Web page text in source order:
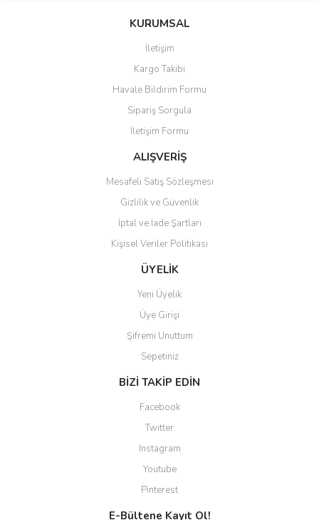
Bu ürüne ilk yorumu siz yapın!
Ürün resmi kalitesiz, bozuk veya görüntülenemiyor.
Ürün açıklamasında eksik bilgiler bulunuyor.
Ürün bilgilerinde hatalar bulunuyor.
Ürün fiyatı diğer sitelerden daha pahalı.
Bu ürüne benzer farklı alternatifler olmalı.
Gönder
KURUMSAL
İletişim
Kargo Takibi
Havale Bildirim Formu
Sipariş Sorgula
İletişim Formu
ALIŞVERİŞ
Mesafeli Satış Sözleşmesi
Gizlilik ve Güvenlik
İptal ve İade Şartları
Kişisel Veriler Politikası
ÜYELİK
Yeni Üyelik
Üye Girişi
Şifremi Unuttum
Sepetiniz
BİZİ TAKİP EDİN
Facebook
Twitter
Instagram
Youtube
Pinterest
E-Bültene Kayıt Ol!